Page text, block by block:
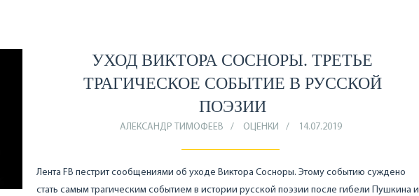
УХОД ВИКТОРА СОСНОРЫ. ТРЕТЬЕ
ТРАГИЧЕСКОЕ СОБЫТИЕ В РУССКОЙ
ПОЭЗИИ
АЛЕКСАНДР ТИМОФЕЕВ ОЦЕНКИ 14.07.2019
Лента FB пестрит сообщениями об уходе Виктора Сосноры. Этому событию суждено
стать самым трагическим событием в истории русской поэзии после гибели Пушкина и